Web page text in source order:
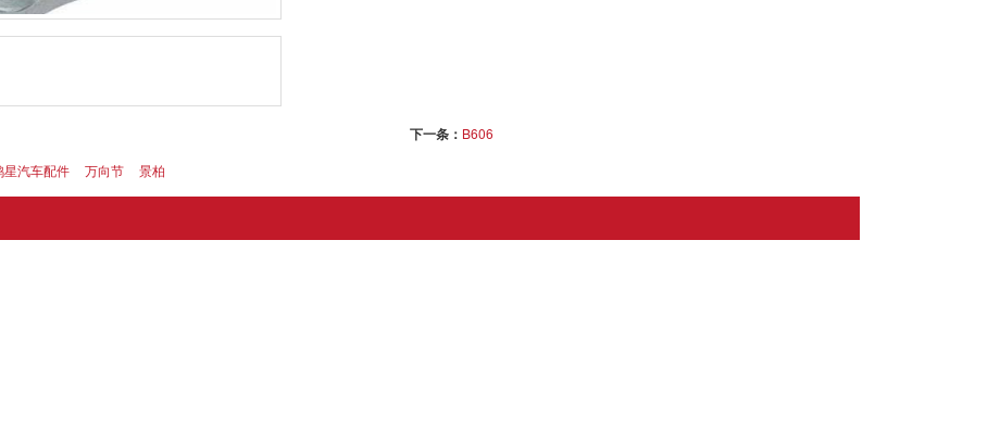
下一条： B606
星汽车配件 万向节 景柏